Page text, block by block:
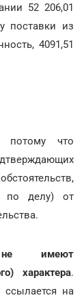
52 206,01
поставки из
4091,51
потому что
по делу) от
не имеют
характера.
на